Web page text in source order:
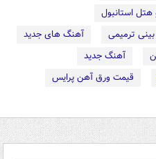
هتل استانبول
ترمیمی
آهنگ های جدید
آهنگ جدید
قیمت ورق آهن پرایس